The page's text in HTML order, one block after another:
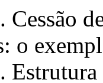
o